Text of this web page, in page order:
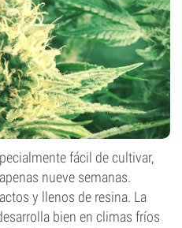
fácil de cultivar,
nueve semanas.
y llenos de resina. La
bien en climas fríos